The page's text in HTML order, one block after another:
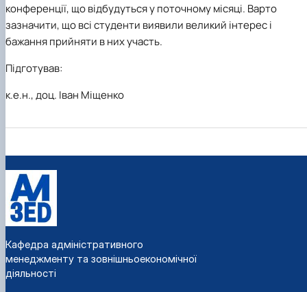
конференції, що відбудуться у поточному місяці. Варто
зазначити, що всі студенти виявили великий інтерес і
бажання прийняти в них участь.
Підготував:
к.е.н., доц. Іван Міщенко
Кафедра адміністративного
менеджменту та зовнішньоекономічної
діяльності